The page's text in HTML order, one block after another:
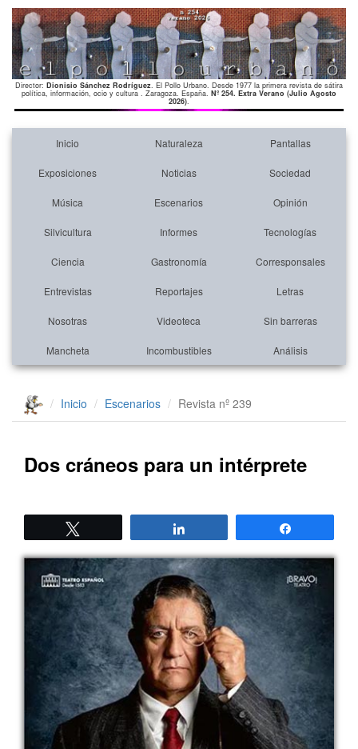
Director: Dionisio Sánchez Rodríguez. El Pollo Urbano. Desde 1977 la primera revista de sátira
política, información, ocio y cultura . Zaragoza. España. Nº 254. Extra Verano (Julio Agosto
2026).
Inicio Naturaleza Pantallas
Exposiciones Noticias Sociedad
Música Escenarios Opinión
Silvicultura Informes Tecnologías
Ciencia Gastronomía Corresponsales
Entrevistas Reportajes Letras
Nosotras Videoteca Sin barreras
Mancheta Incombustibles Análisis
Inicio Escenarios Revista nº 239
Dos cráneos para un intérprete